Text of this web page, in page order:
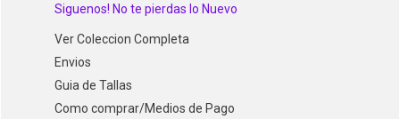
Siguenos! No te pierdas lo Nuevo
Ver Coleccion Completa
Envios
Guia de Tallas
Como comprar/Medios de Pago